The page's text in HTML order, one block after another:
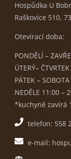
Hospůdka U
Raškovice 510,
Otevírací doba:
PONDĚLÍ –
ÚTERÝ–
PÁTEK –
NEDĚLE 11:00 –
*kuchyně zavírá
telefon: 558
e-mail: